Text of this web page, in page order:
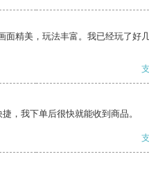
面精美，玩法丰富。我已经玩了好
，我下单后很快就能收到商品。